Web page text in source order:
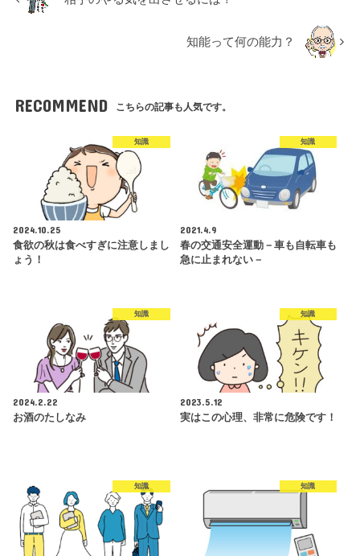
知能って何の能力？
RECOMMEND こちらの記事も人気です。
知識
2024.10.25
食欲の秋は食べすぎに注意しまし
ょう！
知識
2021.4.9
春の交通安全運動－車も自転車も
急に止まれない－
知識
2024.2.22
お酒のたしなみ
知識
2023.5.12
実はこの心理、非常に危険です！
知識 知識